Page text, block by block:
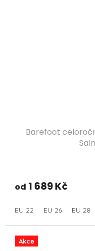
Barefoot
od 1 689 Kč
EU 22 EU 26 EU 28
Akce